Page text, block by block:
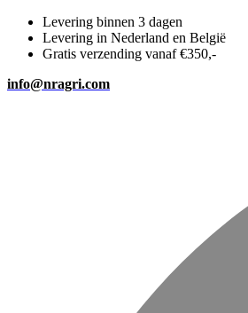
Levering binnen 3 dagen
Levering in Nederland en België
Gratis verzending vanaf €350,-
info@nragri.com